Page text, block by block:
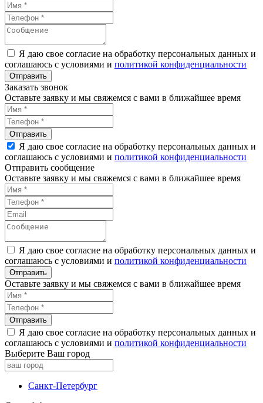
Я даю свое согласие на обработку персональных данных и
соглашаюсь с условиями и политикой конфиденциальности
Заказать звонок
Оставьте заявку и мы свяжемся с вами в ближайшее время
Я даю свое согласие на обработку персональных данных и
соглашаюсь с условиями и политикой конфиденциальности
Отправить сообщение
Оставьте заявку и мы свяжемся с вами в ближайшее время
Я даю свое согласие на обработку персональных данных и
соглашаюсь с условиями и политикой конфиденциальности
Оставьте заявку и мы свяжемся с вами в ближайшее время
Я даю свое согласие на обработку персональных данных и
соглашаюсь с условиями и политикой конфиденциальности
Выберите Ваш город
Санкт-Петербург